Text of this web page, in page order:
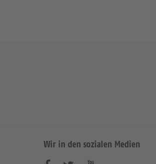
Wir in den sozialen Medien